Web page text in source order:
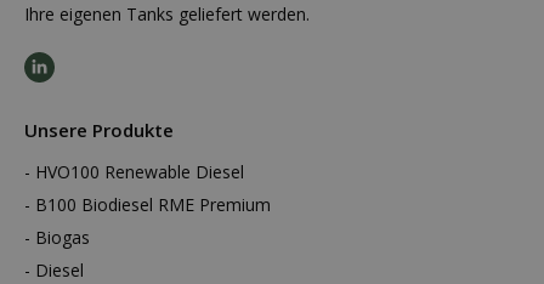
Ihre eigenen Tanks geliefert werden.
Unsere Produkte
HVO100 Renewable Diesel
B100 Biodiesel RME Premium
Biogas
Diesel